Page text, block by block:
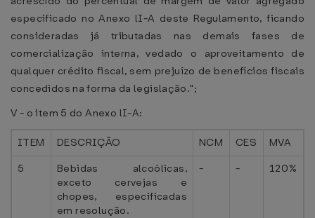
especificado no Anexo lI-A deste Regulamento, ficando
consideradas já tributadas nas demais fases de
comercialização interna, vedado o aproveitamento de
qualquer crédito fiscal, sem prejuízo de benefícios fiscais
concedidos na forma da legislação.";
V - o item 5 do Anexo lI-A:
ITEM DESCRIÇÃO NCM CES
MVA
5
Bebidas alcoólicas,
exceto cervejas e
chopes, especificadas
em resolução.
- - 120%